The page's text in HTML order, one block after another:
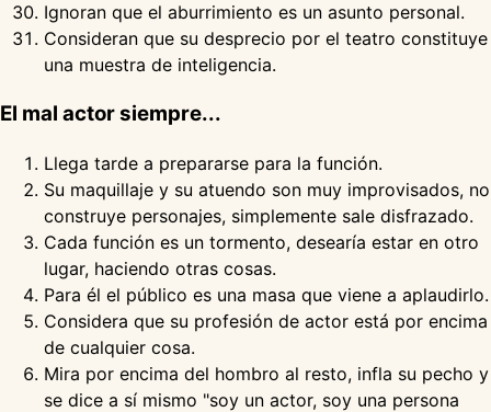
Ignoran que el aburrimiento es un asunto personal.
Consideran que su desprecio por el teatro constituye
una muestra de inteligencia.
El mal actor siempre...
Llega tarde a prepararse para la función.
Su maquillaje y su atuendo son muy improvisados, no
construye personajes, simplemente sale disfrazado.
Cada función es un tormento, desearía estar en otro
lugar, haciendo otras cosas.
Para él el público es una masa que viene a aplaudirlo.
Considera que su profesión de actor está por encima
de cualquier cosa.
Mira por encima del hombro al resto, infla su pecho y
se dice a sí mismo "soy un actor, soy una persona